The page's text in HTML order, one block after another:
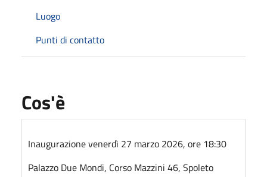
Luogo
Punti di contatto
Cos'è
Inaugurazione venerdì 27 marzo 2026, ore 18:30
Palazzo Due Mondi, Corso Mazzini 46, Spoleto